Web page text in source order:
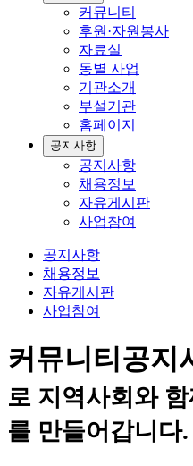
커뮤니티
후원·자원봉사
자료실
동별 사업
기관소개
부설기관
홈페이지
공지사항
공지사항
채용정보
자유게시판
사업참여
공지사항
채용정보
자유게시판
사업참여
커뮤니티공지
로 지역사회와
를 만들어갑니다.